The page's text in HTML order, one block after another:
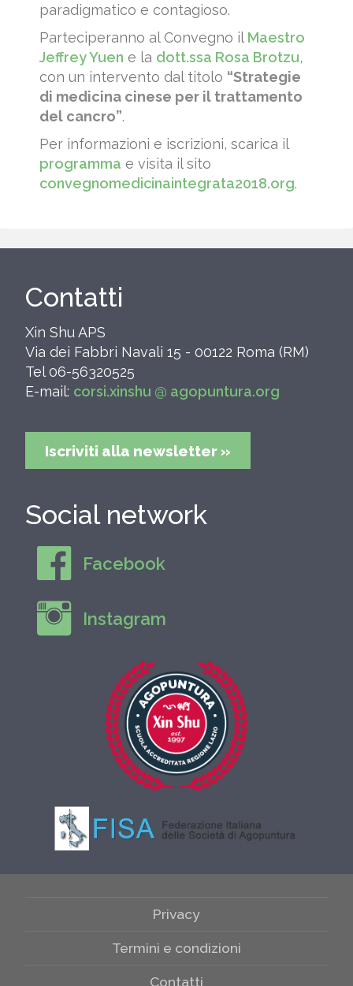
paradigmatico e contagioso.
Parteciperanno al Convegno il Maestro
Jeffrey Yuen e la dott.ssa Rosa Brotzu,
con un intervento dal titolo “Strategie
di medicina cinese per il trattamento
del cancro”.
Per informazioni e iscrizioni, scarica il
programma e visita il sito
convegnomedicinaintegrata2018.org.
Contatti
Xin Shu APS
Via dei Fabbri Navali 15 - 00122 Roma (RM)
Tel 06-56320525
E-mail: corsi.xinshu @ agopuntura.org
Iscriviti alla newsletter »
Social network
Facebook
Instagram
Privacy
Termini e condizioni
Contatti